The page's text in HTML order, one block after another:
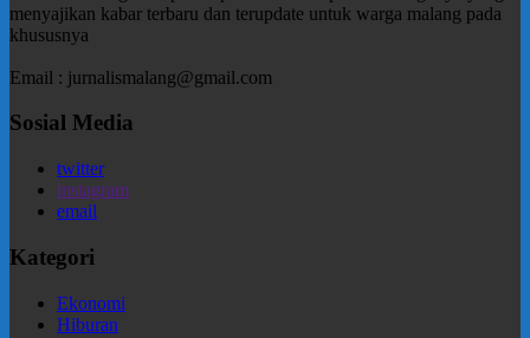
menyajikan kabar terbaru dan terupdate untuk warga malang pada
khususnya
Email : jurnalismalang@gmail.com
Sosial Media
twitter
instagram
email
Kategori
Ekonomi
Hiburan